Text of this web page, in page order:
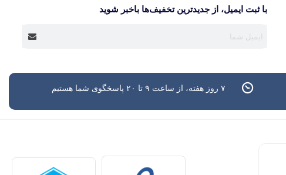
با ثبت ایمیل، از جدید‌ترین تخفیف‌ها با‌خبر شوید
۷ روز هفته، از ساعت ۹ تا ۲۰ پاسخگوی شما هستیم